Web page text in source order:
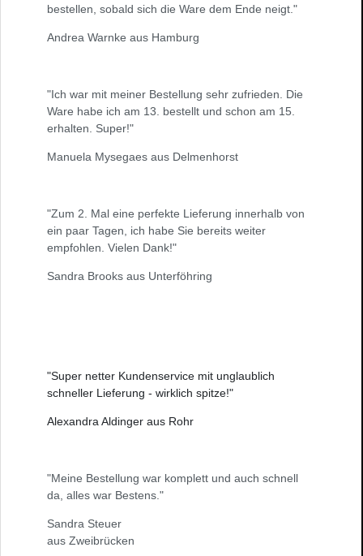
bestellen, sobald sich die Ware dem Ende neigt."
Andrea Warnke aus Hamburg
"Ich war mit meiner Bestellung sehr zufrieden. Die
Ware habe ich am 13. bestellt und schon am 15.
erhalten. Super!"
Manuela Mysegaes aus Delmenhorst
"Zum 2. Mal eine perfekte Lieferung innerhalb von
ein paar Tagen, ich habe Sie bereits weiter
empfohlen. Vielen Dank!"
Sandra Brooks aus Unterföhring
"Super netter Kundenservice mit unglaublich
schneller Lieferung - wirklich spitze!"
Alexandra Aldinger aus Rohr
"Meine Bestellung war komplett und auch schnell
da, alles war Bestens."
Sandra Steuer
aus Zweibrücken